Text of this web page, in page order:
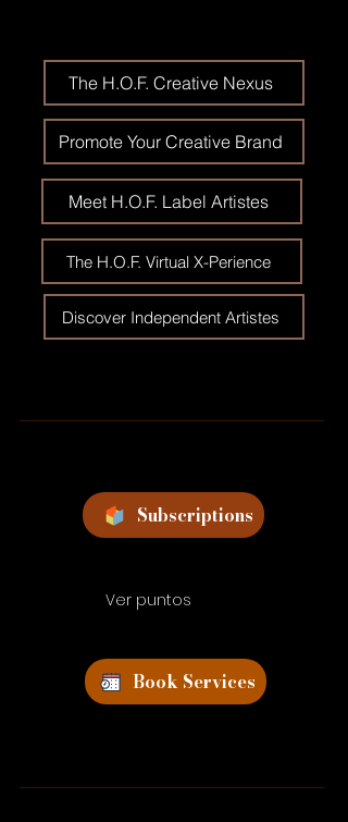
The H.O.F. Creative Nexus
Promote Your Creative Brand
Meet H.O.F. Label Artistes
The H.O.F. Virtual X-Perience
Discover Independent Artistes
Subscriptions
Ver puntos
Book Services